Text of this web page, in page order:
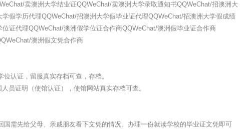
卖澳洲大学结业证QQWeChat/卖澳洲大学录取通知书QQWeChat/招澳洲大
假学历代理QQWeChat/招澳洲大学假毕业证代理QQWeChat/招澳洲大学假成绩
证代理QQWeChat/澳洲假学位证合作商QQWeChat/澳洲假毕业证合作商
澳洲假文凭合作商
认证，留服真实存档可查，存档。
员证明（使馆认证），使馆网站真实存档可查。
国需先给父母、亲戚朋友看下文凭的情况。办理一份就读学校的毕业证文凭即可